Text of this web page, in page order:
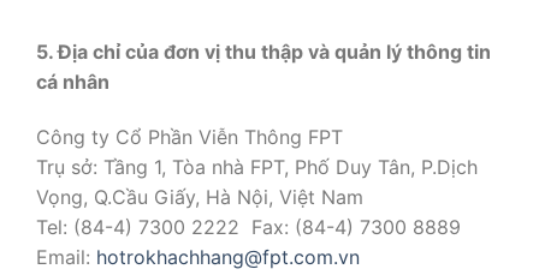
5. Địa chỉ của đơn vị thu thập và quản lý thông tin
cá nhân
Công ty Cổ Phần Viễn Thông FPT
Trụ sở: Tầng 1, Tòa nhà FPT, Phố Duy Tân, P.Dịch
Vọng, Q.Cầu Giấy, Hà Nội, Việt Nam
Tel: (84-4) 7300 2222 Fax: (84-4) 7300 8889
Email: hotrokhachhang@fpt.com.vn